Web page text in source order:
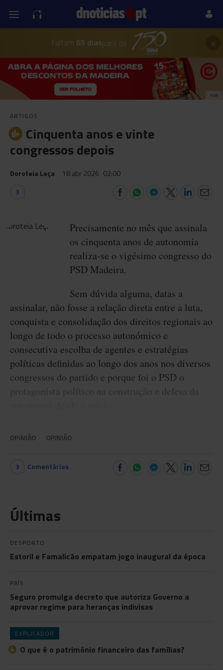
Faltam 65 diaspara os ×
PUB
ARTIGOS
Cinquenta anos e vinte
congressos depois
Doroteia Leça 18 abr 2026 02:00
3
Precisamente no mês que assinala
os cinquenta anos de autonomia
realiza-se o vigésimo congresso do
PSD Madeira.
Sem dúvida alguma, datas a
assinalar, não fosse a relação direta entre a luta,
conquista e consolidação dos direitos regionais ao
longo de todo o processo autonómico e
consecutiva escolha de agentes e estratégias
políticas definidas ao longo dos anos nos diversos
congressos do partido e porque foi o PSD o
protagonista político na construção e defesa da
OPINIÃO OPINIÃO
3 Comentários
Últimas
DESPORTO
Estoril e Famalicão empatam jogo inaugural da época
PAÍS
Seguro promulga decreto que autoriza Governo a
aprovar regime para heranças indivisas
EXPLICADOR
O que é o património financeiro das famílias?